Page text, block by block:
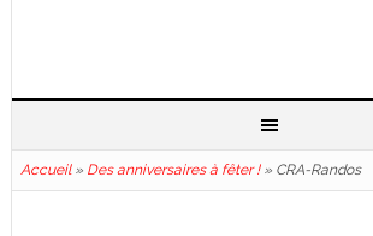
Accueil» Des anniversaires à fêter !» CRA-Randos